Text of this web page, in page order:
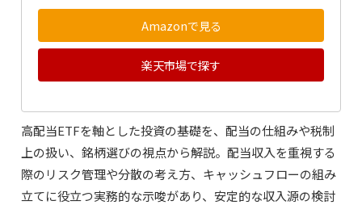
Amazonで見る
楽天市場で探す
高配当ETFを軸とした投資の基礎を、配当の仕組みや税制
上の扱い、銘柄選びの視点から解説。配当収入を重視する
際のリスク管理や分散の考え方、キャッシュフローの組み
立てに役立つ実務的な示唆があり、安定的な収入源の検討